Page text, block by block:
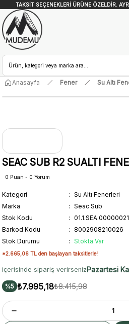
TAKSİT SEÇENEKLERİ ÜRÜNE ÖZELDİR.
Anasayfa Fener Su Altı
SEAC SUB R2 SUALTI
0 Puan - 0 Yorum
Kategori
Su Altı Fenerleri
Marka
Seac Sub
Stok Kodu
Barkod Kodu
8002908210026
Stok Durumu
Stokta Var
*2.665,06 TL den başlayan taksitlerle!
içerisinde sipariş verirsenizPazartesi
%5 ₺7.995,18₺8.415,98